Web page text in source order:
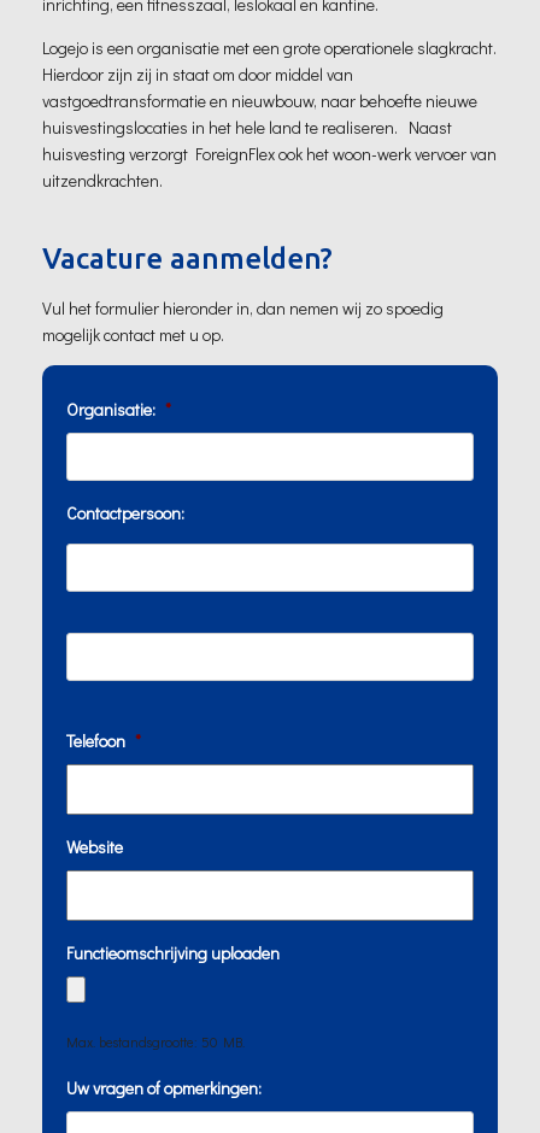
Logejo is een organisatie met een grote operationele slagkracht.
Hierdoor zijn zij in staat om door middel van
vastgoedtransformatie en nieuwbouw, naar behoefte nieuwe
huisvestingslocaties in het hele land te realiseren. Naast
huisvesting verzorgt ForeignFlex ook het woon-werk vervoer van
uitzendkrachten.
Vacature aanmelden?
Vul het formulier hieronder in, dan nemen wij zo spoedig
mogelijk contact met u op.
Organisatie: *
Contactpersoon:
Telefoon *
Website
Functieomschrijving uploaden
Max. bestandsgrootte: 50 MB.
Uw vragen of opmerkingen: